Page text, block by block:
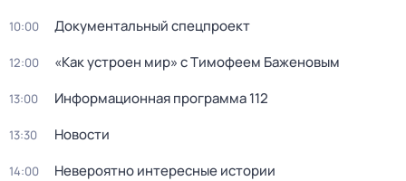
10:00 Документальный спецпроект
12:00 «Как устроен мир» с Тимофеем Баженовым
13:00 Информационная программа 112
13:30 Новости
14:00 Невероятно интересные истории